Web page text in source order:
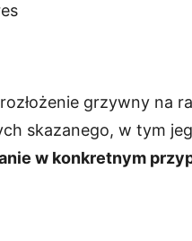
grzywny na
skazanego, w tym
w konkretnym